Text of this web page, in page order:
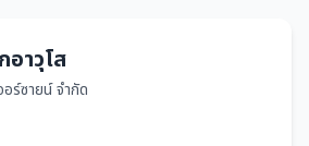
อาวุโส
ร์ซายน์ จำกัด